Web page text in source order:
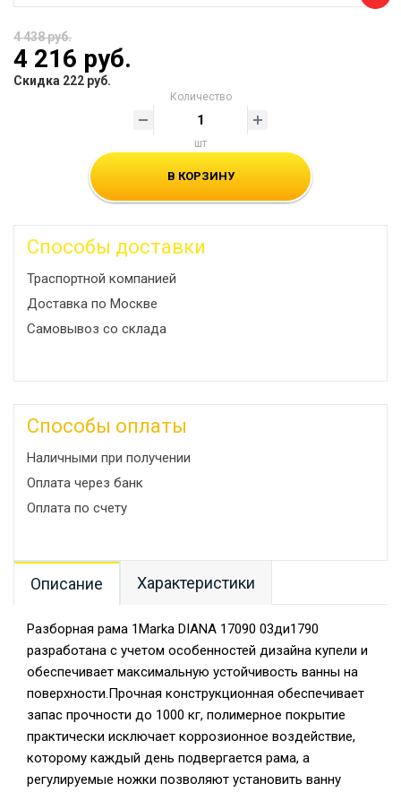
4 438 руб.
4 216 руб.
Скидка 222 руб.
Количество
шт
В КОРЗИНУ
Способы доставки
Траспортной компанией
Доставка по Москве
Самовывоз со склада
Способы оплаты
Наличными при получении
Оплата через банк
Оплата по счету
Описание Характеристики
Разборная рама 1Marka DIANA 17090 03ди1790
разработана с учетом особенностей дизайна купели и
обеспечивает максимальную устойчивость ванны на
поверхности.Прочная конструкционная обеспечивает
запас прочности до 1000 кг, полимерное покрытие
практически исключает коррозионное воздействие,
которому каждый день подвергается рама, а
регулируемые ножки позволяют установить ванну